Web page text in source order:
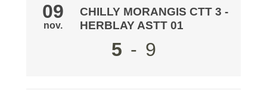
09
nov.
CHILLY MORANGIS CTT 3 -
HERBLAY ASTT 01
5 - 9